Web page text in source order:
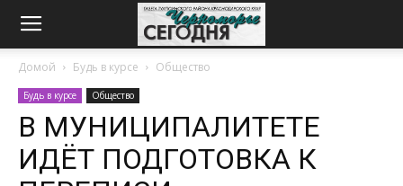
Домой Будь в курсе Общество
Будь в курсе Общество
В МУНИЦИПАЛИТЕТЕ
ИДЁТ ПОДГОТОВКА К